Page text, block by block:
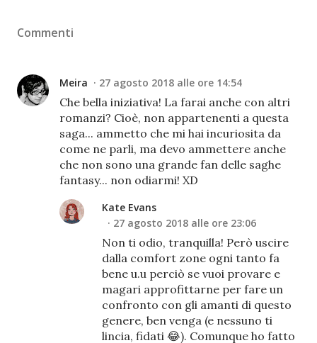
Commenti
Meira 27 agosto 2018 alle ore 14:54
Che bella iniziativa! La farai anche con altri
romanzi? Cioè, non appartenenti a questa
saga... ammetto che mi hai incuriosita da
come ne parli, ma devo ammettere anche
che non sono una grande fan delle saghe
fantasy... non odiarmi! XD
Kate Evans
27 agosto 2018 alle ore 23:06
Non ti odio, tranquilla! Però uscire
dalla comfort zone ogni tanto fa
bene u.u perciò se vuoi provare e
magari approfittarne per fare un
confronto con gli amanti di questo
genere, ben venga (e nessuno ti
lincia, fidati 😂). Comunque ho fatto